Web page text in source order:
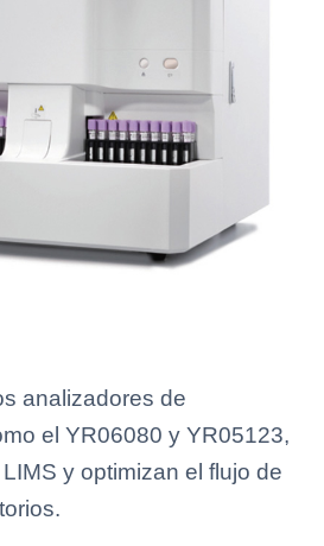
analizadores de
el YR06080 y YR05123,
y optimizan el flujo de